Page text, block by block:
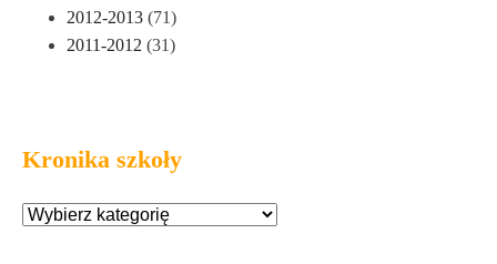
2012-2013 (71)
2011-2012 (31)
Kronika szkoły